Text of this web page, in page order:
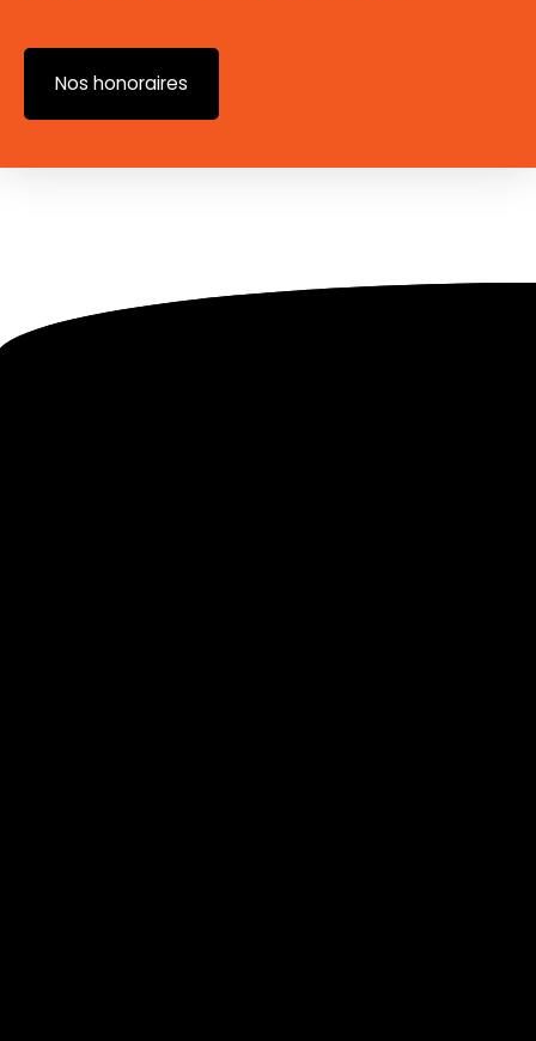
Nos honoraires